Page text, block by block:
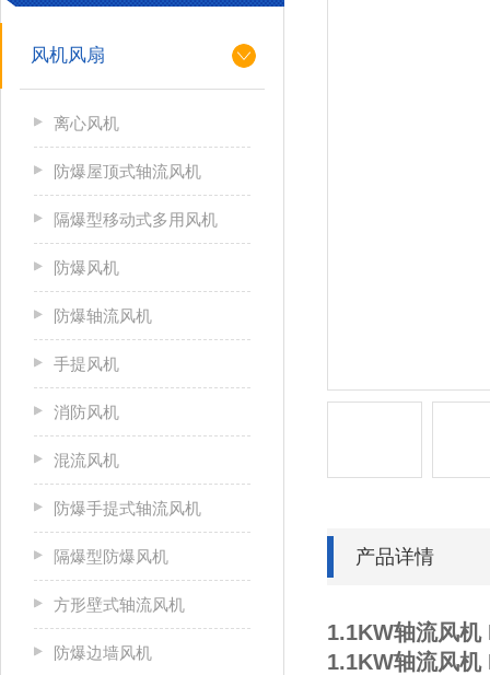
风机风扇
离心风机
防爆屋顶式轴流风机
隔爆型移动式多用风机
防爆风机
防爆轴流风机
手提风机
消防风机
混流风机
防爆手提式轴流风机
隔爆型防爆风机
方形壁式轴流风机
防爆边墙风机
产品详情
1.1KW轴流风机
1.1KW轴流风机